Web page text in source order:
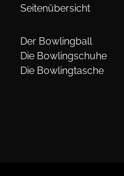
Seitenübersicht
Der Bowlingball
Die Bowlingschuhe
Die Bowlingtasche